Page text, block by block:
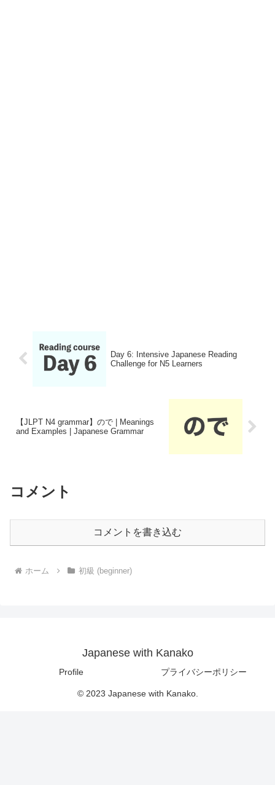
Day 6: Intensive Japanese Reading
Challenge for N5 Learners
【JLPT N4 grammar】ので | Meanings
and Examples | Japanese Grammar
コメント
コメントを書き込む
ホーム 初級 (beginner)
Japanese with Kanako
Profile プライバシーポリシー
© 2023 Japanese with Kanako.